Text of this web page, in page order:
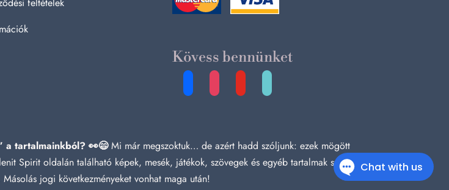
feltételek
Kövess bennünket
a tartalmainkból? 👀😄Mi már megszoktuk… de azért hadd szóljunk: ezek mögött
Spirit oldalán található képek, mesék, játékok, szövegek és egyéb tartalmak szerzői
jogi következményeket vonhat maga után!